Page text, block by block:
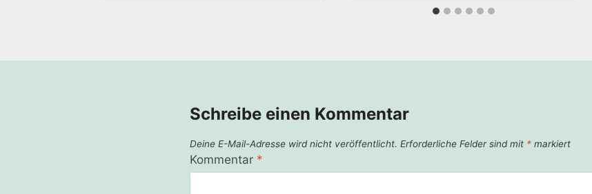
Schreibe einen Kommentar
Deine E-Mail-Adresse wird nicht veröffentlicht. Erforderliche Felder sind mit * markiert
Kommentar *